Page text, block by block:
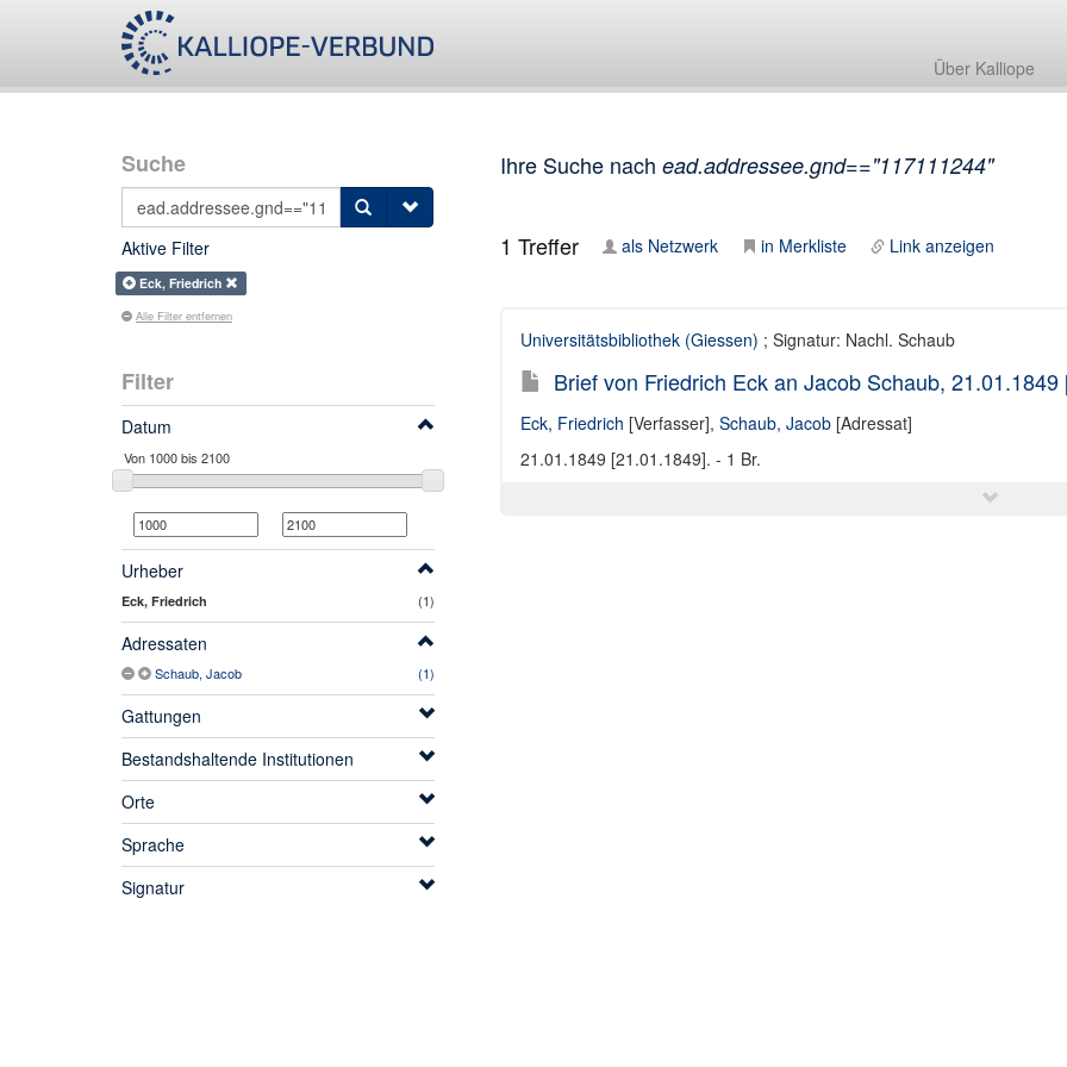
Über Kalliope
Suche
Aktive Filter
Eck, Friedrich
Alle Filter entfernen
Filter
Datum
Urheber
Eck, Friedrich (1)
Adressaten
Schaub, Jacob (1)
Gattungen
Bestandshaltende Institutionen
Orte
Sprache
Signatur
Ihre Suche nach ead.addressee.gnd=="117111244"
1 Treffer als Netzwerk in Merkliste Link anzeigen
Universitätsbibliothek (Giessen) ; Signatur: Nachl. Schaub
Brief von Friedrich Eck an Jacob Schaub, 21.01.1849
Eck, Friedrich [Verfasser], Schaub, Jacob[Adressat]
21.01.1849 [21.01.1849]. - 1 Br.